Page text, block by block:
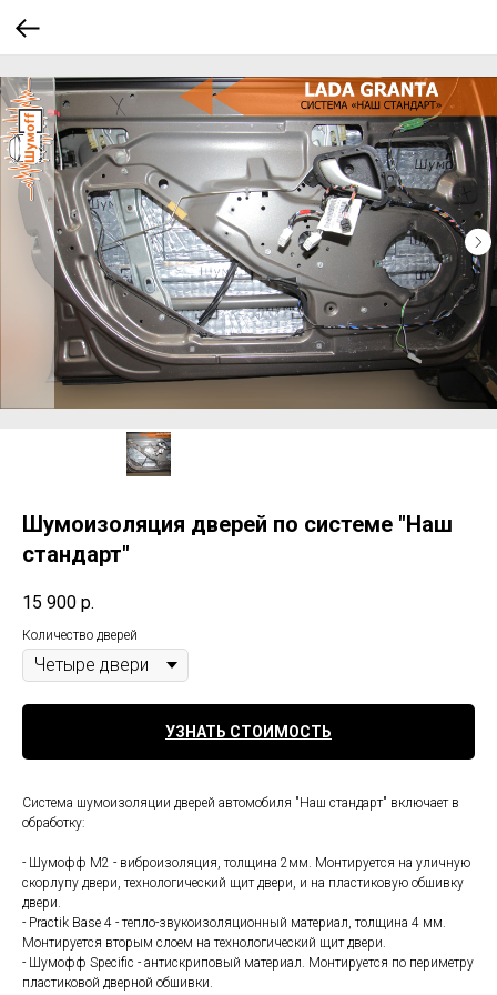
Шумоизоляция дверей по системе "Наш
стандарт"
15 900 р.
Количество дверей
УЗНАТЬ СТОИМОСТЬ
Система шумоизоляции дверей автомобиля "Наш стандарт" включает в
обработку:
- Шумофф М2 - виброизоляция, толщина 2мм. Монтируется на уличную
скорлупу двери, технологический щит двери, и на пластиковую обшивку
двери.
- Practik Base 4 - тепло-звукоизоляционный материал, толщина 4 мм.
Монтируется вторым слоем на технологический щит двери.
- Шумофф Specific - антискриповый материал. Монтируется по периметру
пластиковой дверной обшивки.